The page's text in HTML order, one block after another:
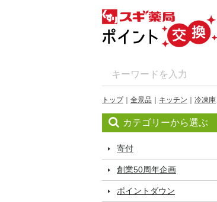
トップ 全景品 キッチン 冷凍庫
カテゴリーから選ぶ
寄付
創業50周年企画
ポイントダウン